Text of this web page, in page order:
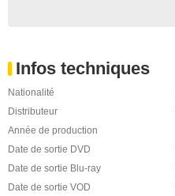
Infos techniques
Nationalité
Distributeur
Année de production
Date de sortie DVD
Date de sortie Blu-ray
Date de sortie VOD